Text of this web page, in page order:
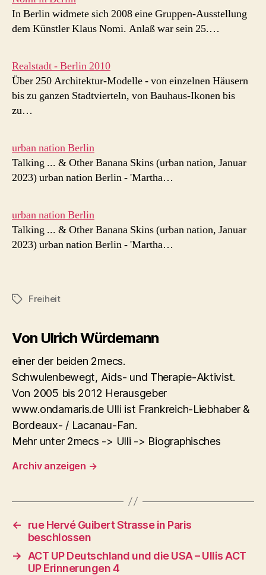
In Berlin widmete sich 2008 eine Gruppen-Ausstellung
dem Künstler Klaus Nomi. Anlaß war sein 25.…
Realstadt - Berlin 2010
Über 250 Architektur-Modelle - von einzelnen Häusern
bis zu ganzen Stadtvierteln, von Bauhaus-Ikonen bis
zu…
urban nation Berlin
Talking ... & Other Banana Skins (urban nation, Januar
2023) urban nation Berlin - 'Martha…
urban nation Berlin
Talking ... & Other Banana Skins (urban nation, Januar
2023) urban nation Berlin - 'Martha…
Schlagwörter
Freiheit
Von Ulrich Würdemann
einer der beiden 2mecs.
Schwulenbewegt, Aids- und Therapie-Aktivist.
Von 2005 bis 2012 Herausgeber
www.ondamaris.de Ulli ist Frankreich-Liebhaber &
Bordeaux- / Lacanau-Fan.
Mehr unter 2mecs -> Ulli -> Biographisches
Archiv anzeigen →
←
rue Hervé Guibert Strasse in Paris
beschlossen
→
ACT UP Deutschland und die USA – Ullis ACT
UP Erinnerungen 4